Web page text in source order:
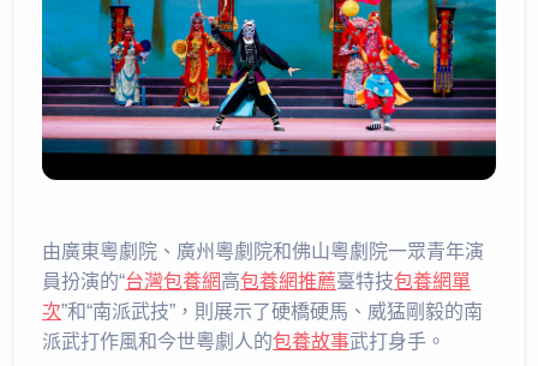
由廣東粵劇院、廣州粵劇院和佛山粵劇院一眾青年演
員扮演的“台灣包養網高包養網推薦臺特技包養網單
次”和“南派武技”，則展示了硬橋硬馬、威猛剛毅的南
派武打作風和今世粵劇人的包養故事武打身手。